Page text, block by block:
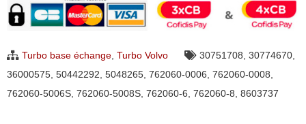
Volvo
C30,
S60,
Turbo base échange, Turbo Volvo 30751708, 30774670,
36000575, 50442292, 5048265, 762060-0006, 762060-0008,
762060-5006S, 762060-5008S, 762060-6, 762060-8, 8603737